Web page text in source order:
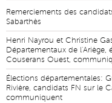
Remerciements des
Sabarthès
Henri Nayrou et Christine
Départementaux de l'Ariège,
Couserans Ouest,
Élections départementales:
Rivière, candidats FN sur le
communiquent